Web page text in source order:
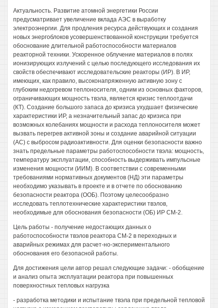
Актуальность. Развитие атомной энергетики России
предусматривает увеличение вклада АЭС в выработку
электроэнергии. Для продления ресурса действующих и создания
новых энергоблоков усовершенствованной конструкции требуется
обоснование длительной работоспособности материалов
реакторной техники. Ускоренное облучение материалов в полях
ионизирующих излучений с целью последующего исследования их
свойств обеспечивают исследовательские реакторы (ИР). В ИР,
имеющих, как правило, высоконапряженную активную зону с
глубоким недогревом теплоносителя, одним из основных факторов,
ограничивающих мощность твэла, является кризис теплоотдачи
(КТ). Создание большого запаса до кризиса ухудшает физические
характеристики ИР, а незначительный запас до кризиса при
возможных колебаниях мощности и расхода теплоносителя может
вызвать перегрев активной зоны и создание аварийной ситуации
(АС) с выбросом радиоактивности. Для оценки безопасности важно
знать предельные параметры работоспособности твэла: мощность,
температуру эксплуатации, способность выдерживать импульсные
изменения мощности (ИИМ). В соответствии с современными
требованиями нормативных документов (НД) эти параметры
необходимо указывать в проекте и в отчете по обоснованию
безопасности реактора (ООБ). Поэтому целесообразно
исследовать теплотехнические характеристики твэлов,
необходимые для обоснования безопасности (ОБ) ИР СМ-2.
Цель работы - получение недостающих данных о
работоспособности твэлов реактора СМ-2 в переходных и
аварийных режимах для расчет-но-экспериментального
обоснования его безопасной работы.
Для достижения цели автор решал следующие задачи: - обобщение
и анализ опыта эксплуатации реактора при повышенных
поверхностных тепловых нагрузка
- разработка методики и испытание твэла при предельной тепловой